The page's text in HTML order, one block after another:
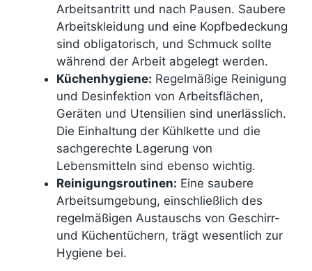
Arbeitsantritt und nach Pausen. Saubere
Arbeitskleidung und eine Kopfbedeckung
sind obligatorisch, und Schmuck sollte
während der Arbeit abgelegt werden.
Küchenhygiene: Regelmäßige Reinigung
und Desinfektion von Arbeitsflächen,
Geräten und Utensilien sind unerlässlich.
Die Einhaltung der Kühlkette und die
sachgerechte Lagerung von
Lebensmitteln sind ebenso wichtig.
Reinigungsroutinen: Eine saubere
Arbeitsumgebung, einschließlich des
regelmäßigen Austauschs von Geschirr-
und Küchentüchern, trägt wesentlich zur
Hygiene bei.